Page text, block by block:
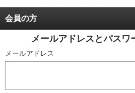
会員の方
メールアドレスとパスワ
メールアドレス